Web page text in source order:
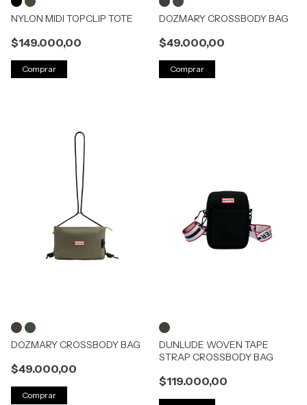
NYLON MIDI TOPCLIP TOTE
$149.000,00
Comprar
DOZMARY CROSSBODY BAG
$49.000,00
Comprar
DOZMARY CROSSBODY BAG
$49.000,00
Comprar
DUNLUDE WOVEN TAPE
STRAP CROSSBODY BAG
$119.000,00